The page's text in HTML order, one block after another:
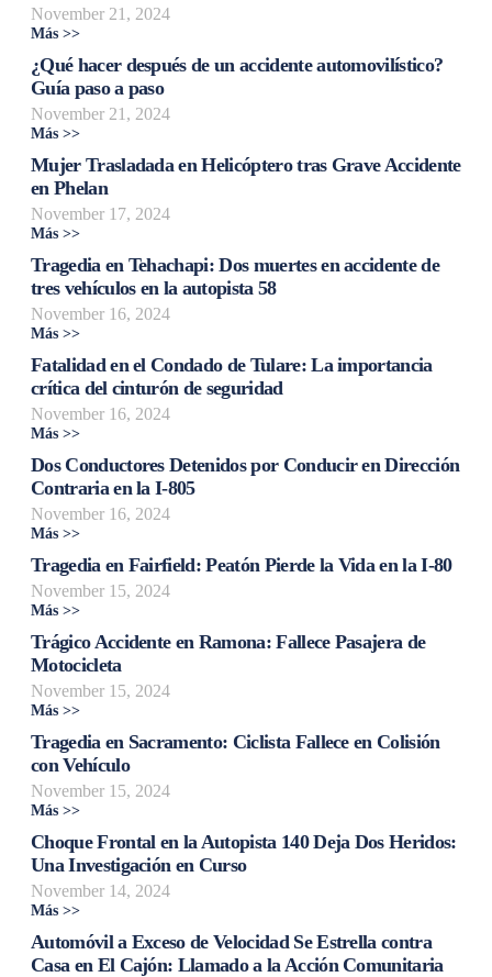
November 21, 2024
Más >>
¿Qué hacer después de un accidente automovilístico?
Guía paso a paso
November 21, 2024
Más >>
Mujer Trasladada en Helicóptero tras Grave Accidente
en Phelan
November 17, 2024
Más >>
Tragedia en Tehachapi: Dos muertes en accidente de
tres vehículos en la autopista 58
November 16, 2024
Más >>
Fatalidad en el Condado de Tulare: La importancia
crítica del cinturón de seguridad
November 16, 2024
Más >>
Dos Conductores Detenidos por Conducir en Dirección
Contraria en la I-805
November 16, 2024
Más >>
Tragedia en Fairfield: Peatón Pierde la Vida en la I-80
November 15, 2024
Más >>
Trágico Accidente en Ramona: Fallece Pasajera de
Motocicleta
November 15, 2024
Más >>
Tragedia en Sacramento: Ciclista Fallece en Colisión
con Vehículo
November 15, 2024
Más >>
Choque Frontal en la Autopista 140 Deja Dos Heridos:
Una Investigación en Curso
November 14, 2024
Más >>
Automóvil a Exceso de Velocidad Se Estrella contra
Casa en El Cajón: Llamado a la Acción Comunitaria